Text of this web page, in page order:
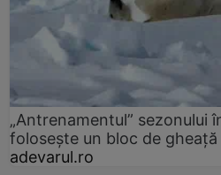
„Antrenamentul” sezonului
folosește un bloc de
adevarul.ro